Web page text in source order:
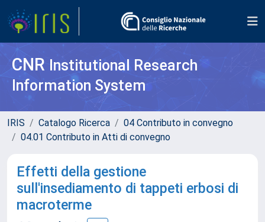
CNR Institutional Research
Information System
IRIS Catalogo Ricerca
04 Contributo in convegno
04.01 Contributo in Atti di convegno
Effetti della gestione
sull'insediamento di tappeti erbosi di
macroterme